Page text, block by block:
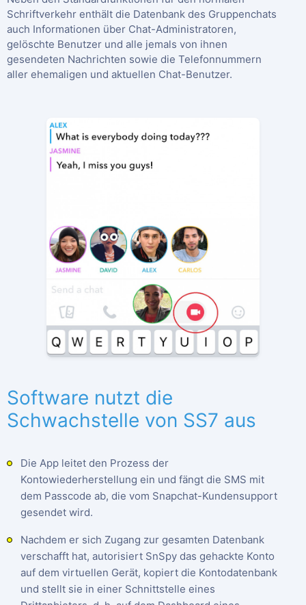
Schriftverkehr enthält die Datenbank des Gruppenchats
auch Informationen über Chat-Administratoren,
gelöschte Benutzer und alle jemals von ihnen
gesendeten Nachrichten sowie die Telefonnummern
aller ehemaligen und aktuellen Chat-Benutzer.
Software nutzt die
Schwachstelle von SS7 aus
Die App leitet den Prozess der
Kontowiederherstellung ein und fängt die SMS mit
dem Passcode ab, die vom Snapchat-Kundensupport
gesendet wird.
Nachdem er sich Zugang zur gesamten Datenbank
verschafft hat, autorisiert SnSpy das gehackte Konto
auf dem virtuellen Gerät, kopiert die Kontodatenbank
und stellt sie in einer Schnittstelle eines